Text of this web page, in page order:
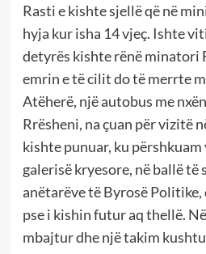
Rasti e kishte sjellë që në
hyja kur isha 14 vjeç. Ishte
detyrës kishte rënë minatori
emrin e të cilit do të merrte
Atëherë, një autobus me
Rrësheni, na çuan për vizitë
kishte punuar, ku
galerisë kryesore, në ballë të
anëtarëve të Byrosë Politike,
pse i kishin futur aq thellë.
mbajtur dhe një takim